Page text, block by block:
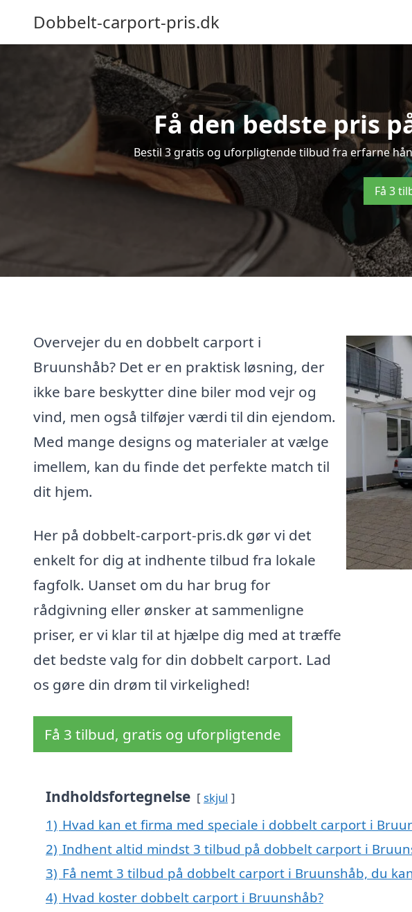
Dobbelt-carport-pris.dk
Få den bedste pris
Bestil 3 gratis og uforpligtende tilbud fra erfarne
Få 3
Overvejer du en dobbelt carport i
Bruunshåb? Det er en praktisk løsning, der
ikke bare beskytter dine biler mod vejr og
vind, men også tilføjer værdi til din ejendom.
Med mange designs og materialer at vælge
imellem, kan du finde det perfekte match til
dit hjem.
Her på dobbelt-carport-pris.dk gør vi det
enkelt for dig at indhente tilbud fra lokale
fagfolk. Uanset om du har brug for
rådgivning eller ønsker at sammenligne
priser, er vi klar til at hjælpe dig med at træffe
det bedste valg for din dobbelt carport. Lad
os gøre din drøm til virkelighed!
Få 3 tilbud, gratis og uforpligtende
Indholdsfortegnelse skjul
1) Hvad kan et firma med speciale i dobbelt carport i
2) Indhent altid mindst 3 tilbud på dobbelt carport i
3) Få nemt 3 tilbud på dobbelt carport i Bruunshåb, du
4) Hvad koster dobbelt carport i Bruunshåb?